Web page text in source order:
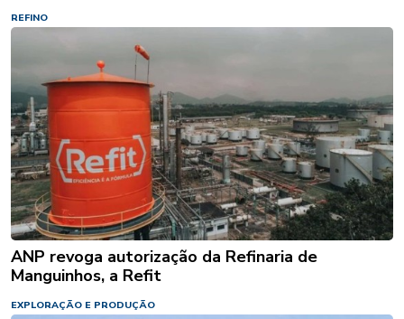
REFINO
ANP revoga autorização da Refinaria de
Manguinhos, a Refit
EXPLORAÇÃO E PRODUÇÃO